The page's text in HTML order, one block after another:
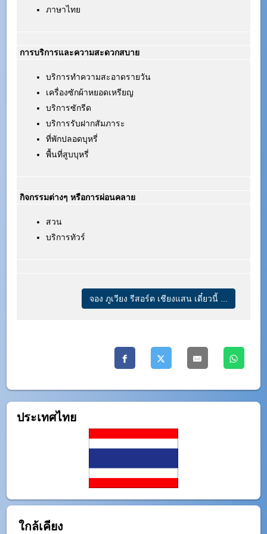
ภาษาไทย
การบริการและความสะดวกสบาย
บริการทำความสะอาดรายวัน
เครื่องซักผ้าหยอดเหรียญ
บริการซักรีด
บริการรับฝากสัมภาระ
ที่พักปลอดบุหรี่
พื้นที่สูบบุหรี่
กิจกรรมต่างๆ หรือการผ่อนคลาย
สวน
บริการทัวร์
จอง ภูเวียง รีสอร์ต เชียงแสน เดี๋ยวนี้ ...
ประเทศไทย
ใกล้เคียง